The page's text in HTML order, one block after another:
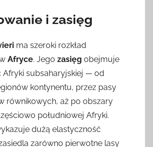
i zasięg
ma szeroki rozkład
Afryce. Jego zasięg obejmuje
Afryki subsaharyjskiej — od
kontynentu, przez pasy
równikowych, aż po obszary
południowej Afryki.
dużą elastyczność
zarówno pierwotne lasy